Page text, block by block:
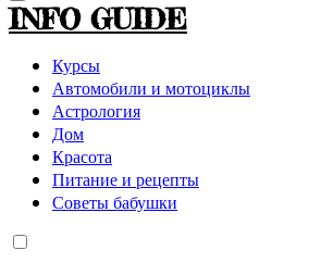
INFO GUIDE
Курсы
Автомобили и мотоциклы
Астрология
Дом
Красота
Питание и рецепты
Советы бабушки